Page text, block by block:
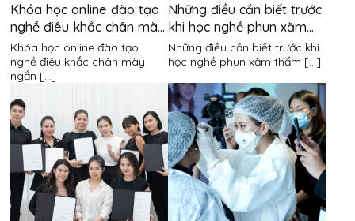
Khóa học online đào tạo
nghề điêu khắc chân mày
ngắn hạn
Khóa học online đào tạo
nghề điêu khắc chân mày
ngắn [...]
Những điều cần biết trước
khi học nghề phun xăm
thẩm mỹ
Những điều cần biết trước khi
học nghề phun xăm thẩm [...]